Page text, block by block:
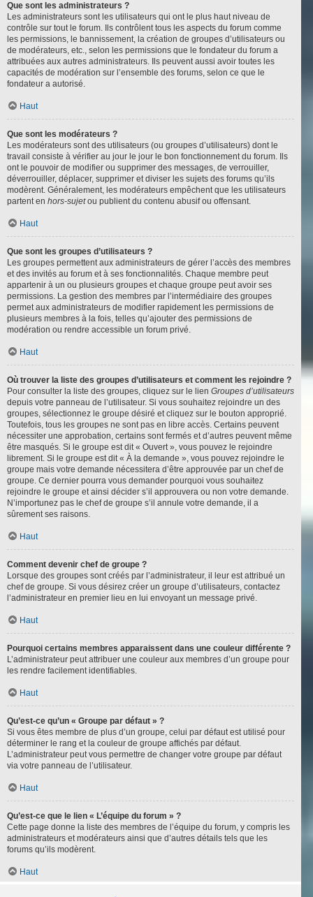
Que sont les administrateurs ?
Les administrateurs sont les utilisateurs qui ont le plus haut niveau de
contrôle sur tout le forum. Ils contrôlent tous les aspects du forum comme
les permissions, le bannissement, la création de groupes d’utilisateurs ou
de modérateurs, etc., selon les permissions que le fondateur du forum a
attribuées aux autres administrateurs. Ils peuvent aussi avoir toutes les
capacités de modération sur l’ensemble des forums, selon ce que le
fondateur a autorisé.
Haut
Que sont les modérateurs ?
Les modérateurs sont des utilisateurs (ou groupes d’utilisateurs) dont le
travail consiste à vérifier au jour le jour le bon fonctionnement du forum. Ils
ont le pouvoir de modifier ou supprimer des messages, de verrouiller,
déverrouiller, déplacer, supprimer et diviser les sujets des forums qu’ils
modèrent. Généralement, les modérateurs empêchent que les utilisateurs
partent en hors-sujetou publient du contenu abusif ou offensant.
Haut
Que sont les groupes d’utilisateurs ?
Les groupes permettent aux administrateurs de gérer l’accès des membres
et des invités au forum et à ses fonctionnalités. Chaque membre peut
appartenir à un ou plusieurs groupes et chaque groupe peut avoir ses
permissions. La gestion des membres par l’intermédiaire des groupes
permet aux administrateurs de modifier rapidement les permissions de
plusieurs membres à la fois, telles qu’ajouter des permissions de
modération ou rendre accessible un forum privé.
Haut
Où trouver la liste des groupes d’utilisateurs et comment les rejoindre ?
Pour consulter la liste des groupes, cliquez sur le lien Groupes d’utilisateurs
depuis votre panneau de l’utilisateur. Si vous souhaitez rejoindre un des
groupes, sélectionnez le groupe désiré et cliquez sur le bouton approprié.
Toutefois, tous les groupes ne sont pas en libre accès. Certains peuvent
nécessiter une approbation, certains sont fermés et d’autres peuvent même
être masqués. Si le groupe est dit « Ouvert », vous pouvez le rejoindre
librement. Si le groupe est dit « À la demande », vous pouvez rejoindre le
groupe mais votre demande nécessitera d’être approuvée par un chef de
groupe. Ce dernier pourra vous demander pourquoi vous souhaitez
rejoindre le groupe et ainsi décider s’il approuvera ou non votre demande.
N’importunez pas le chef de groupe s’il annule votre demande, il a
sûrement ses raisons.
Haut
Comment devenir chef de groupe ?
Lorsque des groupes sont créés par l’administrateur, il leur est attribué un
chef de groupe. Si vous désirez créer un groupe d’utilisateurs, contactez
l’administrateur en premier lieu en lui envoyant un message privé.
Haut
Pourquoi certains membres apparaissent dans une couleur différente ?
L’administrateur peut attribuer une couleur aux membres d’un groupe pour
les rendre facilement identifiables.
Haut
Qu’est-ce qu’un « Groupe par défaut » ?
Si vous êtes membre de plus d’un groupe, celui par défaut est utilisé pour
déterminer le rang et la couleur de groupe affichés par défaut.
L’administrateur peut vous permettre de changer votre groupe par défaut
via votre panneau de l’utilisateur.
Haut
Qu’est-ce que le lien « L’équipe du forum » ?
Cette page donne la liste des membres de l’équipe du forum, y compris les
administrateurs et modérateurs ainsi que d’autres détails tels que les
forums qu’ils modèrent.
Haut